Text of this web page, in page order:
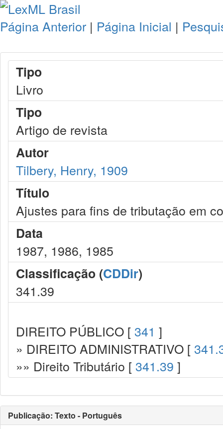
Página Anterior | Página Inicial |
Tipo
Livro
Tipo
Artigo de revista
Autor
Tilbery, Henry, 1909
Título
Ajustes para fins de tributação em
Data
1987, 1986, 1985
Classificação (CDDir)
341.39
DIREITO PÚBLICO [ 341 ]
» DIREITO ADMINISTRATIVO [
»» Direito Tributário [ 341.39 ]
Publicação: Texto - Português